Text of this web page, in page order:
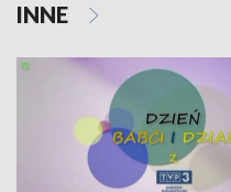
INNE